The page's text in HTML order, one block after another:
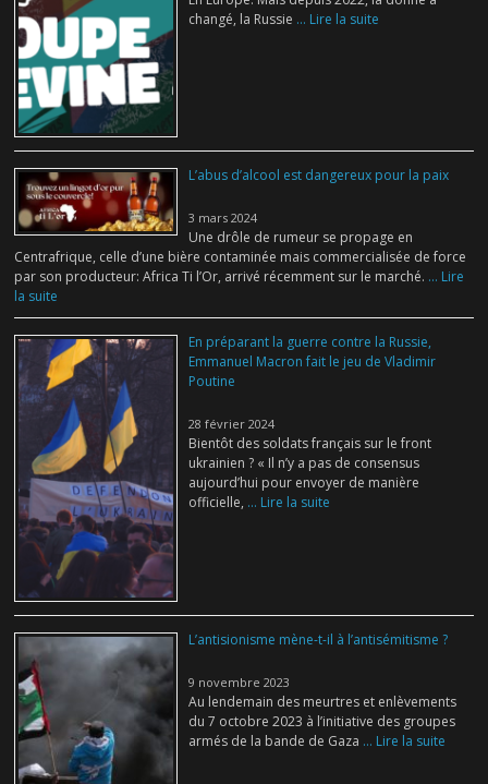
changé, la Russie ... Lire la suite
L’abus d’alcool est dangereux pour la paix
3 mars 2024
Une drôle de rumeur se propage en
Centrafrique, celle d’une bière contaminée mais commercialisée de force
par son producteur: Africa Ti l’Or, arrivé récemment sur le marché. ... Lire
la suite
En préparant la guerre contre la Russie,
Emmanuel Macron fait le jeu de Vladimir
Poutine
28 février 2024
Bientôt des soldats français sur le front
ukrainien ? « Il n’y a pas de consensus
aujourd’hui pour envoyer de manière
officielle, ... Lire la suite
L’antisionisme mène-t-il à l’antisémitisme ?
9 novembre 2023
Au lendemain des meurtres et enlèvements
du 7 octobre 2023 à l’initiative des groupes
armés de la bande de Gaza ... Lire la suite